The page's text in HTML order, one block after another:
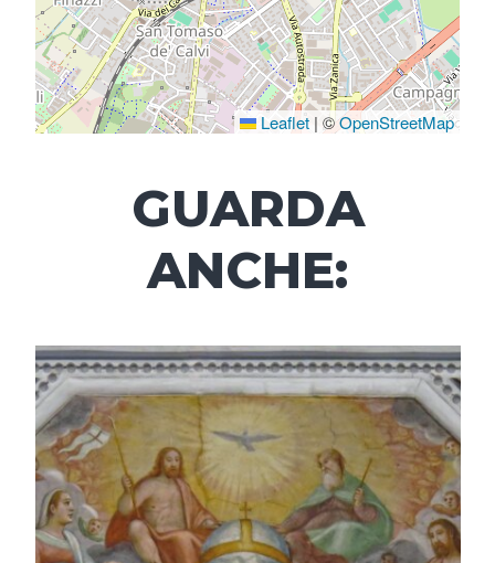
Leaflet | ©OpenStreetMap
GUARDA
ANCHE: